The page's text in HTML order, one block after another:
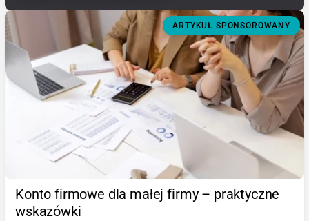
ARTYKUŁ SPONSOROWANY
Konto firmowe dla małej firmy – praktyczne
wskazówki